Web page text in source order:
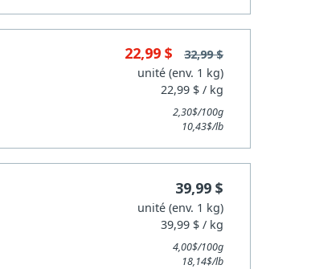
22,99 $
32,99 $
unité (env. 1 kg)
22,99 $ / kg
2,30$/100g
10,43$/lb
39,99 $
unité (env. 1 kg)
39,99 $ / kg
4,00$/100g
18,14$/lb